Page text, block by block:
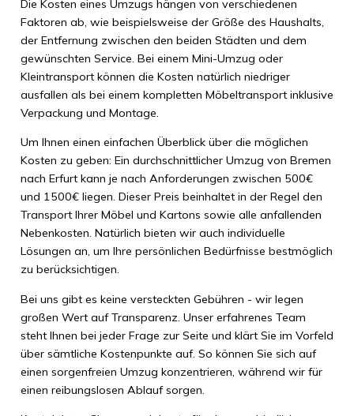
Die Kosten eines Umzugs hängen von verschiedenen
Faktoren ab, wie beispielsweise der Größe des Haushalts,
der Entfernung zwischen den beiden Städten und dem
gewünschten Service. Bei einem Mini-Umzug oder
Kleintransport können die Kosten natürlich niedriger
ausfallen als bei einem kompletten Möbeltransport inklusive
Verpackung und Montage.
Um Ihnen einen einfachen Überblick über die möglichen
Kosten zu geben: Ein durchschnittlicher Umzug von Bremen
nach Erfurt kann je nach Anforderungen zwischen 500€
und 1500€ liegen. Dieser Preis beinhaltet in der Regel den
Transport Ihrer Möbel und Kartons sowie alle anfallenden
Nebenkosten. Natürlich bieten wir auch individuelle
Lösungen an, um Ihre persönlichen Bedürfnisse bestmöglich
zu berücksichtigen.
Bei uns gibt es keine versteckten Gebühren - wir legen
großen Wert auf Transparenz. Unser erfahrenes Team
steht Ihnen bei jeder Frage zur Seite und klärt Sie im Vorfeld
über sämtliche Kostenpunkte auf. So können Sie sich auf
einen sorgenfreien Umzug konzentrieren, während wir für
einen reibungslosen Ablauf sorgen.